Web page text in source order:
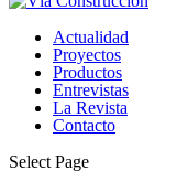
Actualidad
Proyectos
Productos
Entrevistas
La Revista
Contacto
Select Page